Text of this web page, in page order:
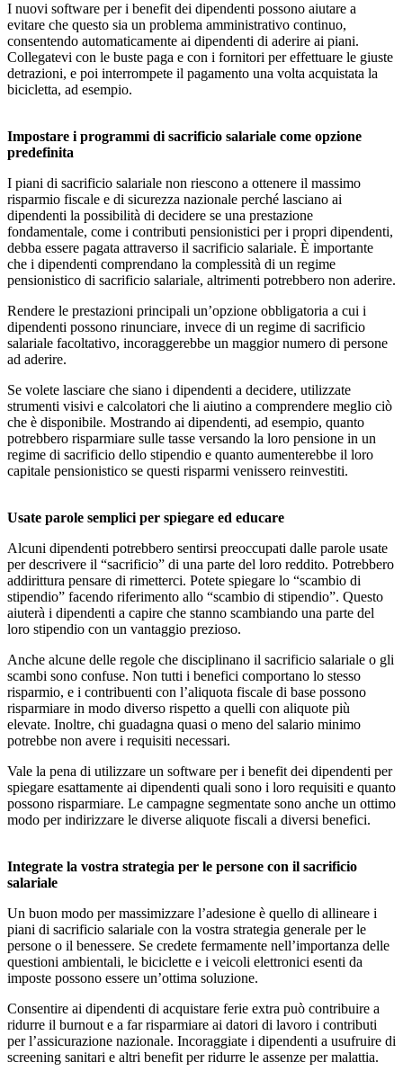
I nuovi software per i benefit dei dipendenti possono aiutare a
evitare che questo sia un problema amministrativo continuo,
consentendo automaticamente ai dipendenti di aderire ai piani.
Collegatevi con le buste paga e con i fornitori per effettuare le giuste
detrazioni, e poi interrompete il pagamento una volta acquistata la
bicicletta, ad esempio.
Impostare i programmi di sacrificio salariale come opzione
predefinita
I piani di sacrificio salariale non riescono a ottenere il massimo
risparmio fiscale e di sicurezza nazionale perché lasciano ai
dipendenti la possibilità di decidere se una prestazione
fondamentale, come i contributi pensionistici per i propri dipendenti,
debba essere pagata attraverso il sacrificio salariale. È importante
che i dipendenti comprendano la complessità di un regime
pensionistico di sacrificio salariale, altrimenti potrebbero non aderire.
Rendere le prestazioni principali un’opzione obbligatoria a cui i
dipendenti possono rinunciare, invece di un regime di sacrificio
salariale facoltativo, incoraggerebbe un maggior numero di persone
ad aderire.
Se volete lasciare che siano i dipendenti a decidere, utilizzate
strumenti visivi e calcolatori che li aiutino a comprendere meglio ciò
che è disponibile. Mostrando ai dipendenti, ad esempio, quanto
potrebbero risparmiare sulle tasse versando la loro pensione in un
regime di sacrificio dello stipendio e quanto aumenterebbe il loro
capitale pensionistico se questi risparmi venissero reinvestiti.
Usate parole semplici per spiegare ed educare
Alcuni dipendenti potrebbero sentirsi preoccupati dalle parole usate
per descrivere il “sacrificio” di una parte del loro reddito. Potrebbero
addirittura pensare di rimetterci. Potete spiegare lo “scambio di
stipendio” facendo riferimento allo “scambio di stipendio”. Questo
aiuterà i dipendenti a capire che stanno scambiando una parte del
loro stipendio con un vantaggio prezioso.
Anche alcune delle regole che disciplinano il sacrificio salariale o gli
scambi sono confuse. Non tutti i benefici comportano lo stesso
risparmio, e i contribuenti con l’aliquota fiscale di base possono
risparmiare in modo diverso rispetto a quelli con aliquote più
elevate. Inoltre, chi guadagna quasi o meno del salario minimo
potrebbe non avere i requisiti necessari.
Vale la pena di utilizzare un software per i benefit dei dipendenti per
spiegare esattamente ai dipendenti quali sono i loro requisiti e quanto
possono risparmiare. Le campagne segmentate sono anche un ottimo
modo per indirizzare le diverse aliquote fiscali a diversi benefici.
Integrate la vostra strategia per le persone con il sacrificio
salariale
Un buon modo per massimizzare l’adesione è quello di allineare i
piani di sacrificio salariale con la vostra strategia generale per le
persone o il benessere. Se credete fermamente nell’importanza delle
questioni ambientali, le biciclette e i veicoli elettronici esenti da
imposte possono essere un’ottima soluzione.
Consentire ai dipendenti di acquistare ferie extra può contribuire a
ridurre il burnout e a far risparmiare ai datori di lavoro i contributi
per l’assicurazione nazionale. Incoraggiate i dipendenti a usufruire di
screening sanitari e altri benefit per ridurre le assenze per malattia.